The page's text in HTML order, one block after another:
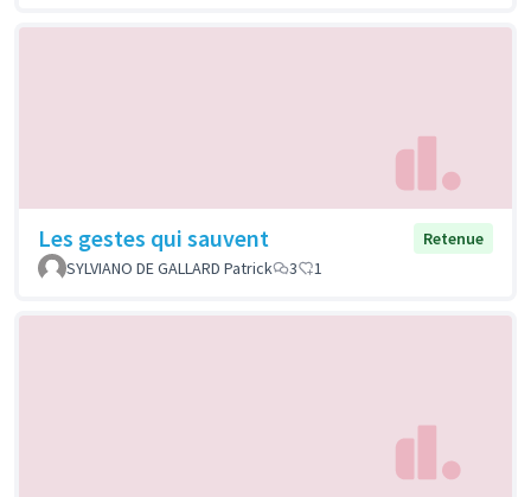
Les gestes qui sauvent
Retenue
SYLVIANO DE GALLARD Patrick
3 1